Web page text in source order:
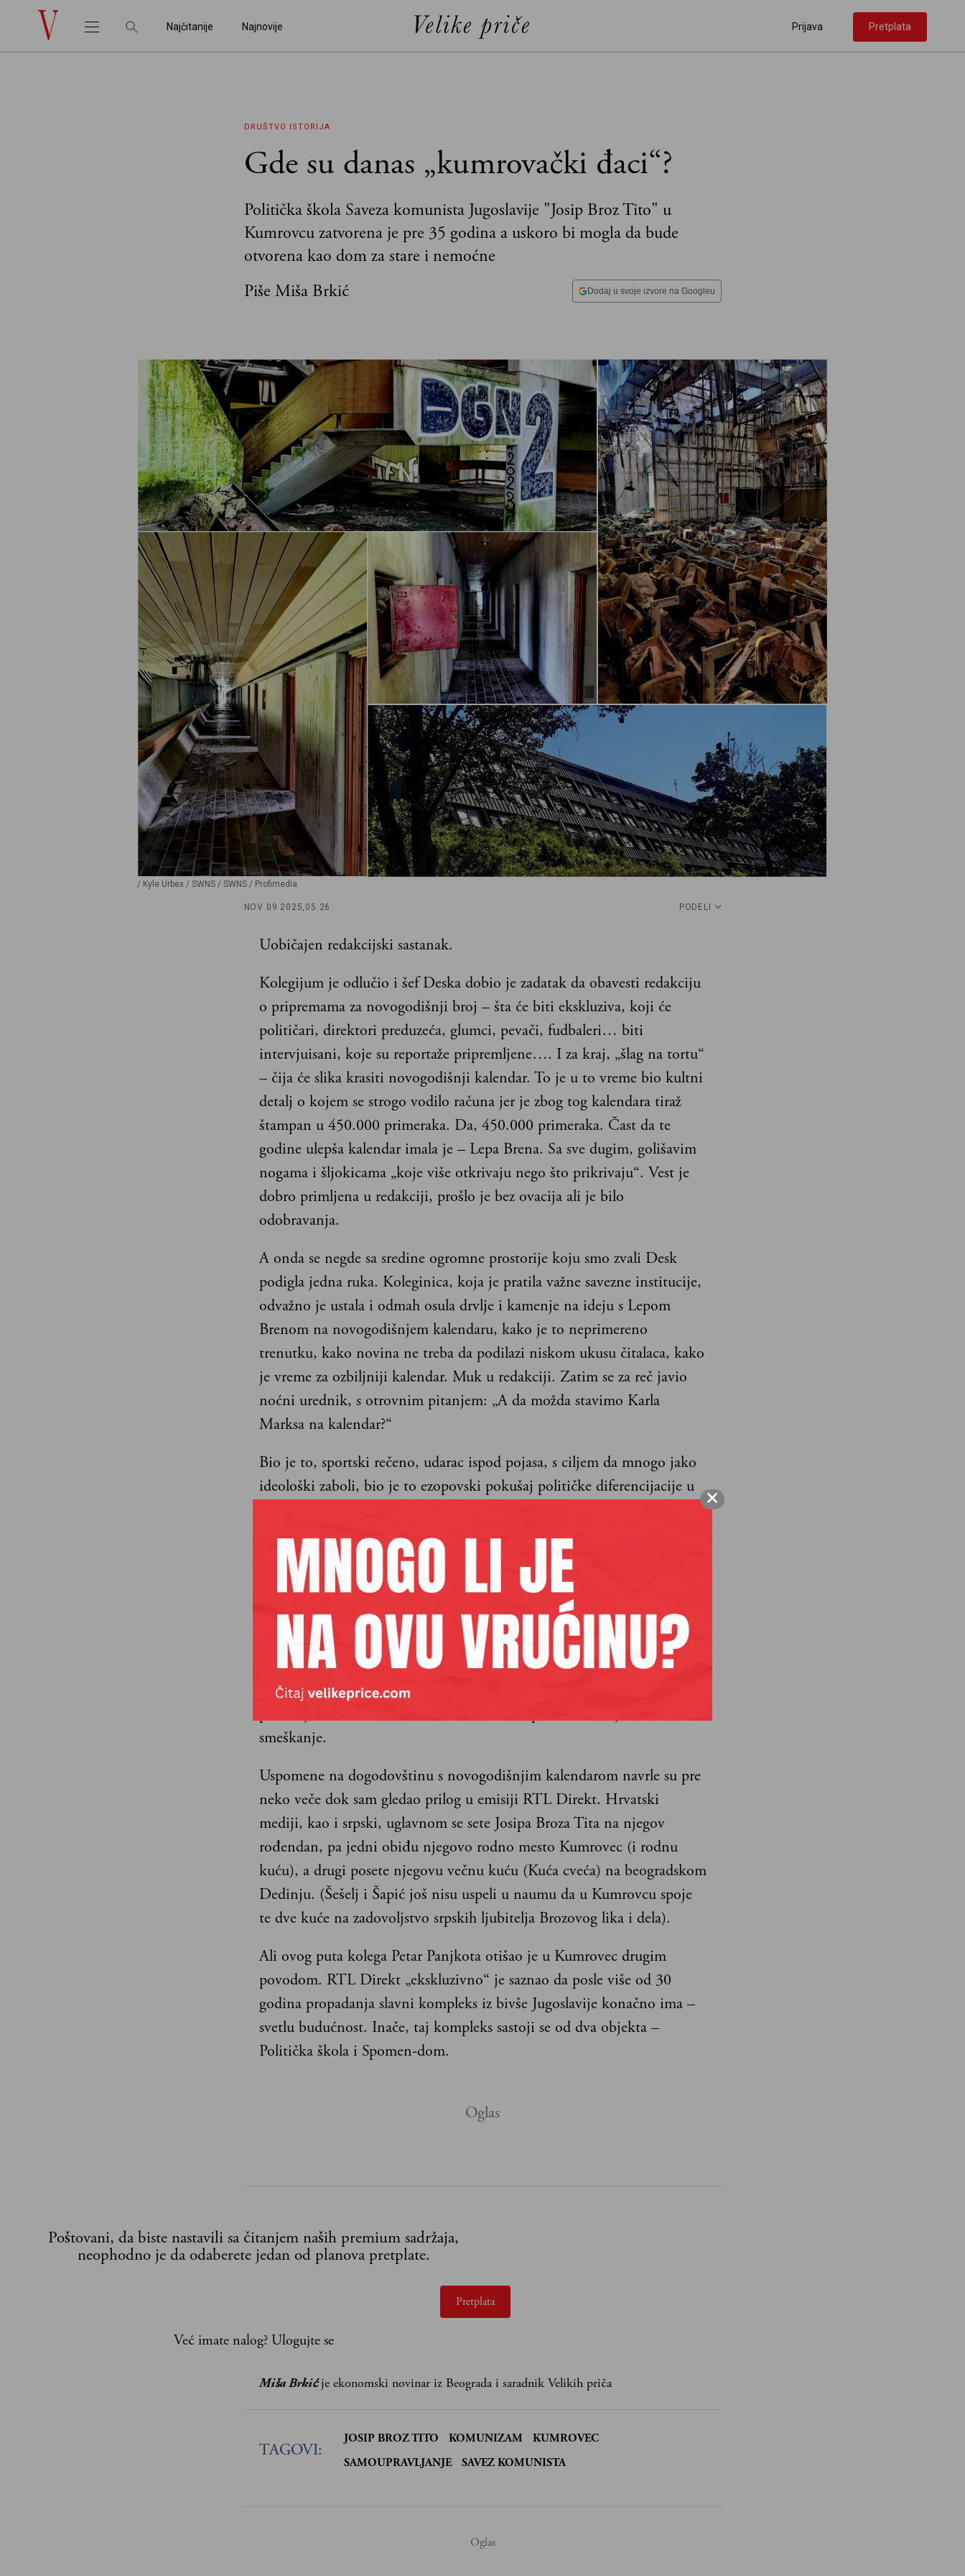
Najčitanije Najnovije Prijava Pretplata
DRUŠTVO ISTORIJA
Gde su danas „kumrovački đaci“?
Politička škola Saveza komunista Jugoslavije "Josip Broz Tito" u
Kumrovcu zatvorena je pre 35 godina a uskoro bi mogla da bude
otvorena kao dom za stare i nemoćne
Piše Miša Brkić
Dodaj u svoje izvore na Googleu
/ Kyle Urbex / SWNS / SWNS / Profimedia
NOV 09 2025, 05:26 PODELI
Uobičajen redakcijski sastanak.
Kolegijum je odlučio i šef Deska dobio je zadatak da obavesti redakciju
o pripremama za novogodišnji broj – šta će biti ekskluziva, koji će
političari, direktori preduzeća, glumci, pevači, fudbaleri… biti
intervjuisani, koje su reportaže pripremljene…. I za kraj, „šlag na tortu“
– čija će slika krasiti novogodišnji kalendar. To je u to vreme bio kultni
detalj o kojem se strogo vodilo računa jer je zbog tog kalendara tiraž
štampan u 450.000 primeraka. Da, 450.000 primeraka. Čast da te
godine ulepša kalendar imala je – Lepa Brena. Sa sve dugim, golišavim
nogama i šljokicama „koje više otkrivaju nego što prikrivaju“. Vest je
dobro primljena u redakciji, prošlo je bez ovacija ali je bilo
odobravanja.
A onda se negde sa sredine ogromne prostorije koju smo zvali Desk
podigla jedna ruka. Koleginica, koja je pratila važne savezne institucije,
odvažno je ustala i odmah osula drvlje i kamenje na ideju s Lepom
Brenom na novogodišnjem kalendaru, kako je to neprimereno
trenutku, kako novina ne treba da podilazi niskom ukusu čitalaca, kako
je vreme za ozbiljniji kalendar. Muk u redakciji. Zatim se za reč javio
noćni urednik, s otrovnim pitanjem: „A da možda stavimo Karla
Marksa na kalendar?“
Bio je to, sportski rečeno, udarac ispod pojasa, s ciljem da mnogo jako
ideološki zaboli, bio je to ezopovski pokušaj političke diferencijacije u
neuspešan.
Pitanje, otrovni komentar noćnog urednika, bilo je direktna referenca
na koleginičino tek završeno školovanje u partijskoj školi „Josip Broz
Tito“ u Kumrovcu s kojeg se vratila nekoliko dana ranije gde je 12
meseci izučavala marksizam i jugoslovenski samoupravni socijalizam. Da
je Tito bio živ, pitanje je da li bi noćni urednik sačuvao partijsku
knjižicu i preživeo na uredničkom mestu, ovako njegov komentar
smeškanje.
Uspomene na dogodovštinu s novogodišnjim kalendarom navrle su pre
neko veče dok sam gledao prilog u emisiji RTL Direkt. Hrvatski
mediji, kao i srpski, uglavnom se sete Josipa Broza Tita na njegov
rođendan, pa jedni obiđu njegovo rodno mesto Kumrovec (i rodnu
kuću), a drugi posete njegovu večnu kuću (Kuća cveća) na beogradskom
Dedinju. (Šešelj i Šapić još nisu uspeli u naumu da u Kumrovcu spoje
te dve kuće na zadovoljstvo srpskih ljubitelja Brozovog lika i dela).
Ali ovog puta kolega Petar Panjkota otišao je u Kumrovec drugim
povodom. RTL Direkt „ekskluzivno“ je saznao da posle više od 30
godina propadanja slavni kompleks iz bivše Jugoslavije konačno ima –
svetlu budućnost. Inače, taj kompleks sastoji se od dva objekta –
Politička škola i Spomen-dom.
Poštovani, da biste nastavili sa čitanjem naših premium sadržaja,
neophodno je da odaberete jedan od planova pretplate.
Pretplata
Već imate nalog? Ulogujte se
Miša Brkićje ekonomski novinar iz Beograda i saradnik Velikih priča
TAGOVI:
JOSIP BROZ TITO KOMUNIZAM
KUMROVEC
SAMOUPRAVLJANJE
SAVEZ KOMUNISTA